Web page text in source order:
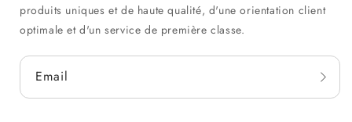
produits uniques et de haute qualité, d'une orientation client
optimale et d'un service de première classe.
Email